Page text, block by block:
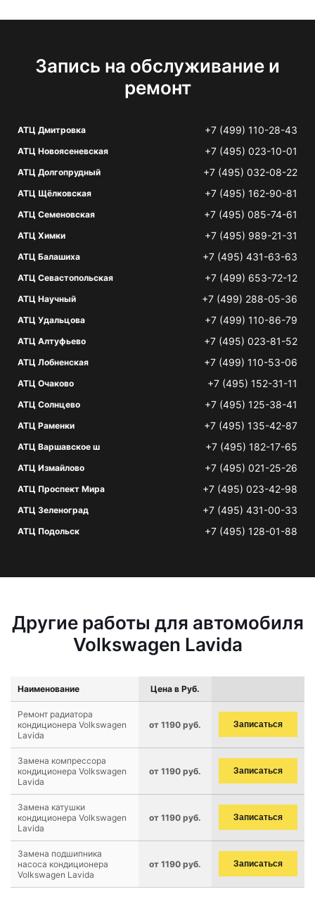
Запись на обслуживание и
ремонт
АТЦ Дмитровка +7 (499) 110-28-43
АТЦ Новоясеневская +7 (495) 023-10-01
АТЦ Долгопрудный +7 (495) 032-08-22
АТЦ Щёлковская +7 (495) 162-90-81
АТЦ Семеновская +7 (495) 085-74-61
АТЦ Химки +7 (495) 989-21-31
АТЦ Балашиха +7 (495) 431-63-63
АТЦ Севастопольская +7 (499) 653-72-12
АТЦ Научный +7 (499) 288-05-36
АТЦ Удальцова +7 (499) 110-86-79
АТЦ Алтуфьево +7 (495) 023-81-52
АТЦ Лобненская +7 (499) 110-53-06
АТЦ Очаково +7 (495) 152-31-11
АТЦ Солнцево +7 (495) 125-38-41
АТЦ Раменки +7 (495) 135-42-87
АТЦ Варшавское ш +7 (495) 182-17-65
АТЦ Измайлово +7 (495) 021-25-26
АТЦ Проспект Мира +7 (495) 023-42-98
АТЦ Зеленоград +7 (495) 431-00-33
АТЦ Подольск +7 (495) 128-01-88
Другие работы для автомобиля
Volkswagen Lavida
Наименование Цена в Руб.
Ремонт радиатора
кондиционера Volkswagen
Lavida
от 1190 руб. Записаться
Замена компрессора
кондиционера Volkswagen
Lavida
от 1190 руб. Записаться
Замена катушки
кондиционера Volkswagen
Lavida
от 1190 руб. Записаться
Замена подшипника
насоса кондиционера
Volkswagen Lavida
от 1190 руб. Записаться